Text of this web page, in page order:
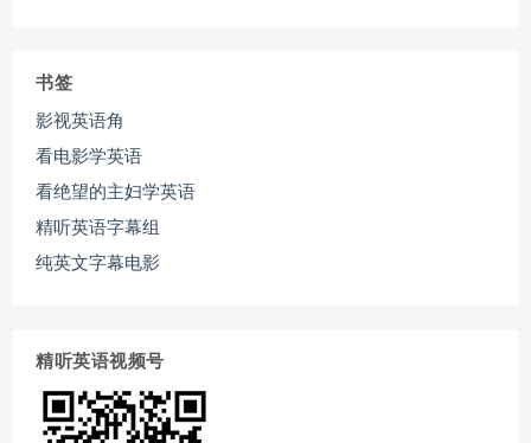
书签
影视英语角
看电影学英语
看绝望的主妇学英语
精听英语字幕组
纯英文字幕电影
精听英语视频号